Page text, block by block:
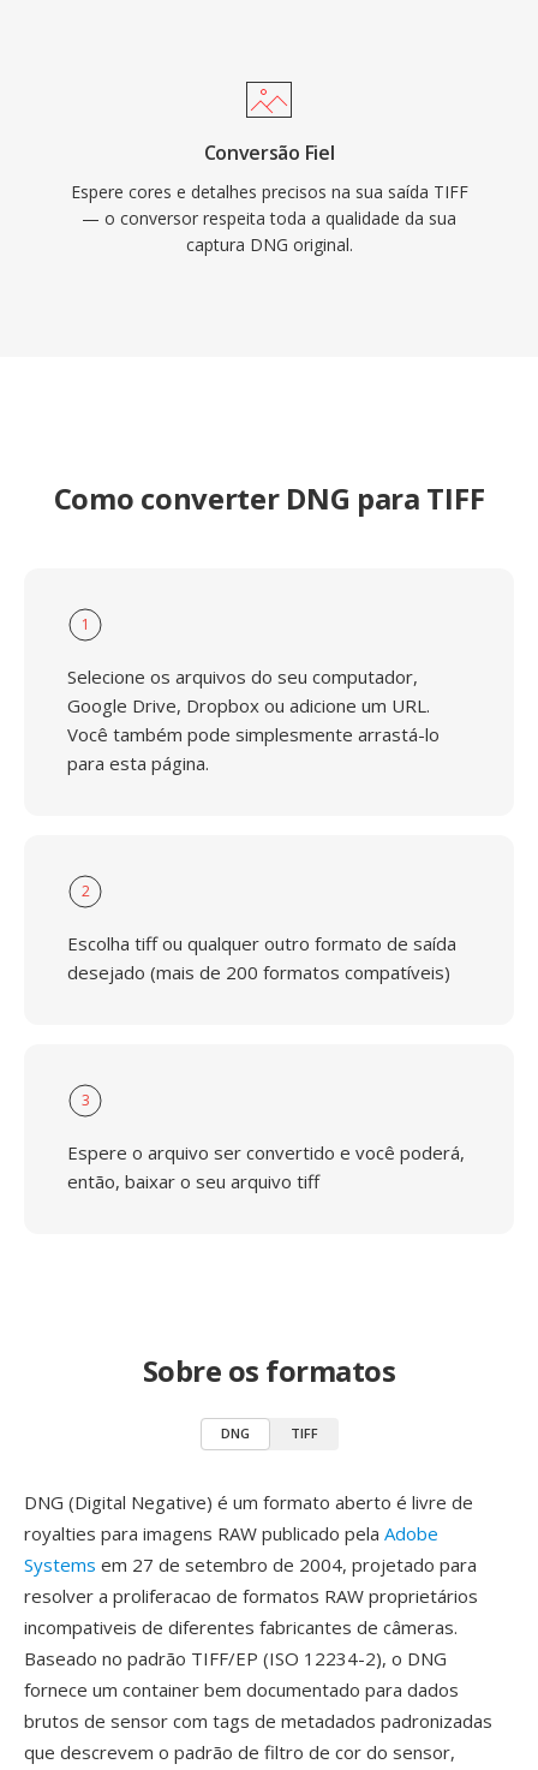
Conversão Fiel
Espere cores e detalhes precisos na sua saída TIFF
— o conversor respeita toda a qualidade da sua
captura DNG original.
Como converter DNG para TIFF
1
Selecione os arquivos do seu computador,
Google Drive, Dropbox ou adicione um URL.
Você também pode simplesmente arrastá-lo
para esta página.
2
Escolha tiff ou qualquer outro formato de saída
desejado (mais de 200 formatos compatíveis)
3
Espere o arquivo ser convertido e você poderá,
então, baixar o seu arquivo tiff
Sobre os formatos
DNG TIFF
DNG (Digital Negative) é um formato aberto é livre de
royalties para imagens RAW publicado pela Adobe
Systems em 27 de setembro de 2004, projetado para
resolver a proliferacao de formatos RAW proprietários
incompativeis de diferentes fabricantes de câmeras.
Baseado no padrão TIFF/EP (ISO 12234-2), o DNG
fornece um container bem documentado para dados
brutos de sensor com tags de metadados padronizadas
que descrevem o padrão de filtro de cor do sensor,